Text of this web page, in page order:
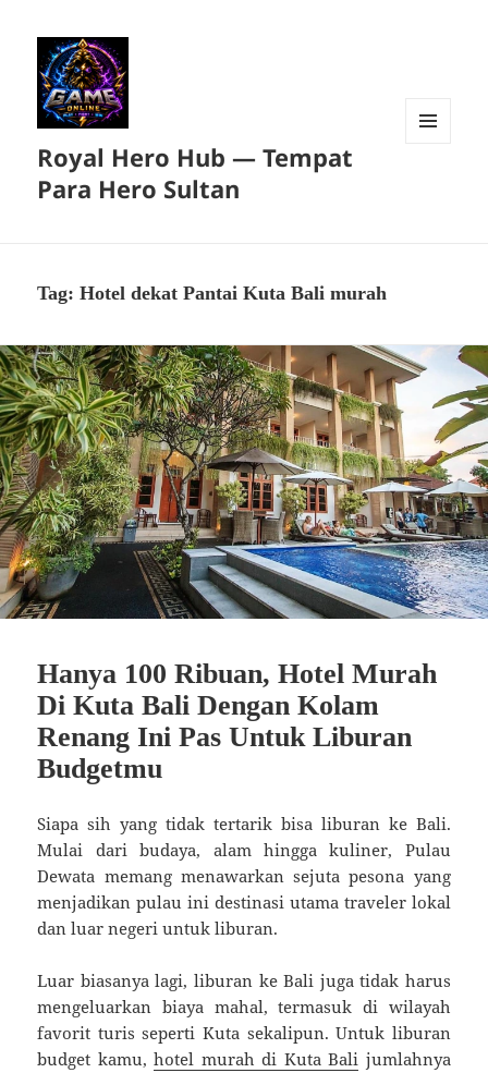
Royal Hero Hub — Tempat
Para Hero Sultan
Tag:Hotel dekat Pantai Kuta Bali murah
Hanya 100 Ribuan, Hotel Murah
Di Kuta Bali Dengan Kolam
Renang Ini Pas Untuk Liburan
Budgetmu
Siapa sih yang tidak tertarik bisa liburan ke Bali.
Mulai dari budaya, alam hingga kuliner, Pulau
Dewata memang menawarkan sejuta pesona yang
menjadikan pulau ini destinasi utama traveler lokal
dan luar negeri untuk liburan.
Luar biasanya lagi, liburan ke Bali juga tidak harus
mengeluarkan biaya mahal, termasuk di wilayah
favorit turis seperti Kuta sekalipun. Untuk liburan
budget kamu,hotel murah di Kuta Bali jumlahnya